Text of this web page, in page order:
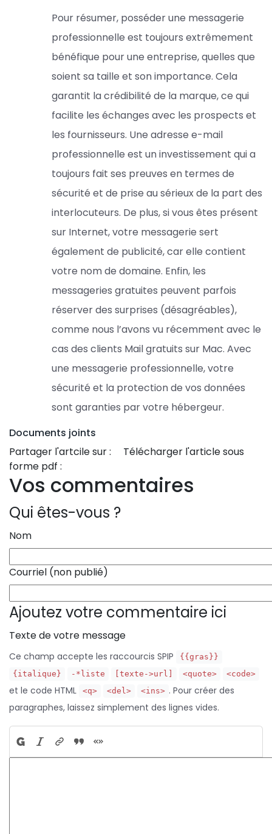
Pour résumer, posséder une messagerie
professionnelle est toujours extrêmement
bénéfique pour une entreprise, quelles que
soient sa taille et son importance. Cela
garantit la crédibilité de la marque, ce qui
facilite les échanges avec les prospects et
les fournisseurs. Une adresse e-mail
professionnelle est un investissement qui a
toujours fait ses preuves en termes de
sécurité et de prise au sérieux de la part des
interlocuteurs. De plus, si vous êtes présent
sur Internet, votre messagerie sert
également de publicité, car elle contient
votre nom de domaine. Enfin, les
messageries gratuites peuvent parfois
réserver des surprises (désagréables),
comme nous l’avons vu récemment avec le
cas des clients Mail gratuits sur Mac. Avec
une messagerie professionnelle, votre
sécurité et la protection de vos données
sont garanties par votre hébergeur.
Documents joints
Partager l'artcile sur :
Télécharger l'article sous
forme pdf :
Vos commentaires
Qui êtes-vous ?
Nom
Courriel (non publié)
Ajoutez votre commentaire ici
Texte de votre message
Ce champ accepte les raccourcis SPIP
{{gras}}
{italique}
-*liste [texte->url] <quote> <code>
et le code HTML <q> <del> <ins> . Pour créer des
paragraphes, laissez simplement des lignes vides.